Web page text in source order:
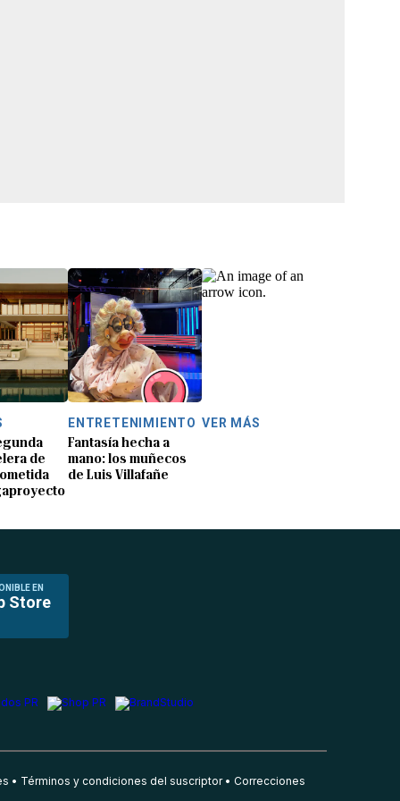
de
ENTRETENIMIENTO
Fantasía hecha a
mano: los muñecos
de Luis Villafañe
VER MÁS
EN
Store
Términos y condiciones del suscriptor Correcciones